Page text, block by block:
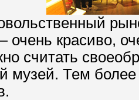
красиво,
считать
музей. Тем